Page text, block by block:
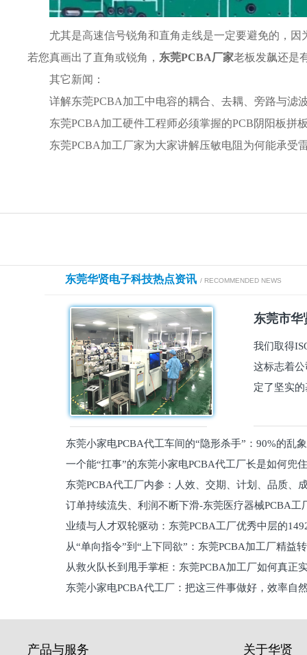
尤其是高速信号锐角和直角走线是一定要避免的，
若您真画出了直角或锐角， 东莞PCBA厂家老板发飙还是
其它新闻：
详解东莞PCBA加工中电容的耦合、去耦、旁路与滤
东莞PCBA加工硬件工程师必须掌握的PCB阴阳板拼
东莞PCBA加工厂家为大家讲解压敏电阻为何能承受
东莞华贤电子科技热点资讯 / RECOMMENDED NEWS
东莞市华
我们取得
这标志着
定了坚实
东莞小家电PCBA代工车间的“隐形杀手”：90%的乱
员工一个能“扛事”的东莞小家电PCBA代工厂长是如何兜
东莞PCBA代工厂内参：人效、交期、计划、品质
维锁客法则
订单持续流失、利润不断下滑-东莞医疗器械PCBA工
理死穴必须堵住
业绩与人才双轮驱动：东莞PCBA工厂优秀中层的
从“单向指令”到“上下同欲”：东莞PCBA加工厂精益
关键从救火队长到甩手掌柜：东莞PCBA加工厂如何真正
东莞小家电PCBA代工厂：把这三件事做好，效率自
产品与服务 关于华贤